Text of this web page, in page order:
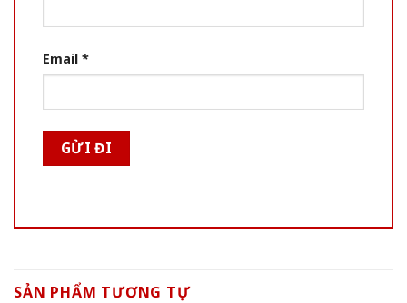
Email *
SẢN PHẨM TƯƠNG TỰ